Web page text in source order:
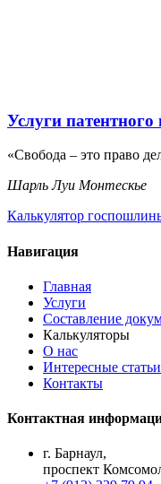
Услуги
«Свобода – это право
Шарль Луи Монтескье
Калькулятор
Навигация
Главная
Услуги
Составление
Калькуляторы
О нас
Интересные статьи
Контакты
Контактная
г. Барнаул,
проспект